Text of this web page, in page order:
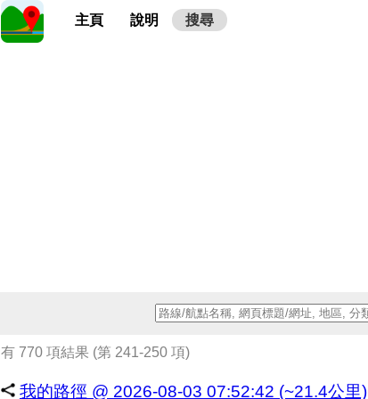
主頁 說明 搜尋
有 770 項結果 (第 241-250 項)
我的路徑 @ 2026-08-03 07:52:42 (~21.4公里)